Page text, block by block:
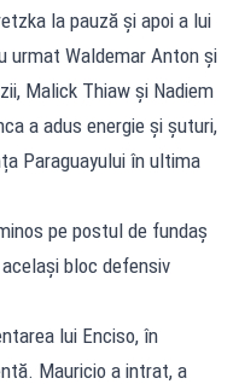
la pauză și apoi a lui
urmat Waldemar Anton și
Malick Thiaw și Nadiem
a adus energie și șuturi,
Paraguayului în ultima
pe postul de fundaș
bloc defensiv
lui Enciso, în
Mauricio a intrat, a